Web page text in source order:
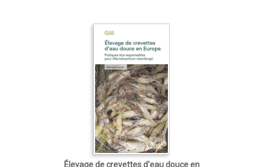
Élevage de crevettes d'eau douce en